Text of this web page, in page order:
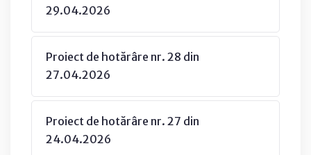
29.04.2026
Proiect de hotărâre nr. 28 din
27.04.2026
Proiect de hotărâre nr. 27 din
24.04.2026